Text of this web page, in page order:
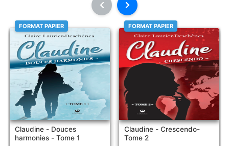
FORMAT PAPIER
Claudine - Douces
harmonies - Tome 1
FORMAT PAPIER
Claudine - Crescendo-
Tome 2